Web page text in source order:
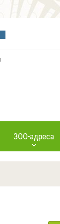
ЗОО-адреса